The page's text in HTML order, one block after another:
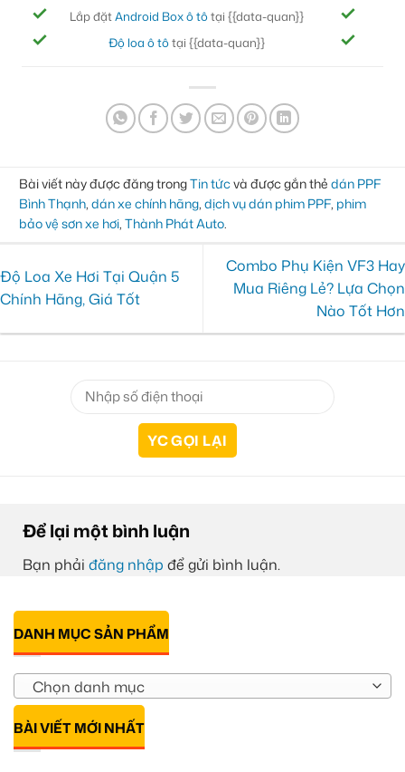
Lắp đặtAndroid Box ô tôtại {{data-quan}}
Độ loa ô tôtại {{data-quan}}
Bài viết này được đăng trongTin tứcvà được gắn thẻ dán PPF
Bình Thạnh, dán xe chính hãng, dịch vụ dán phim PPF, phim
bảo vệ sơn xe hơi, Thành Phát Auto.
Độ Loa Xe Hơi Tại Quận 5
Chính Hãng, Giá Tốt
Combo Phụ Kiện VF3 Hay
Mua Riêng Lẻ? Lựa Chọn
Nào Tốt Hơn
Để lại một bình luận
Bạn phải đăng nhập để gửi bình luận.
DANH MỤC SẢN PHẨM
Chọn danh mục
BÀI VIẾT MỚI NHẤT